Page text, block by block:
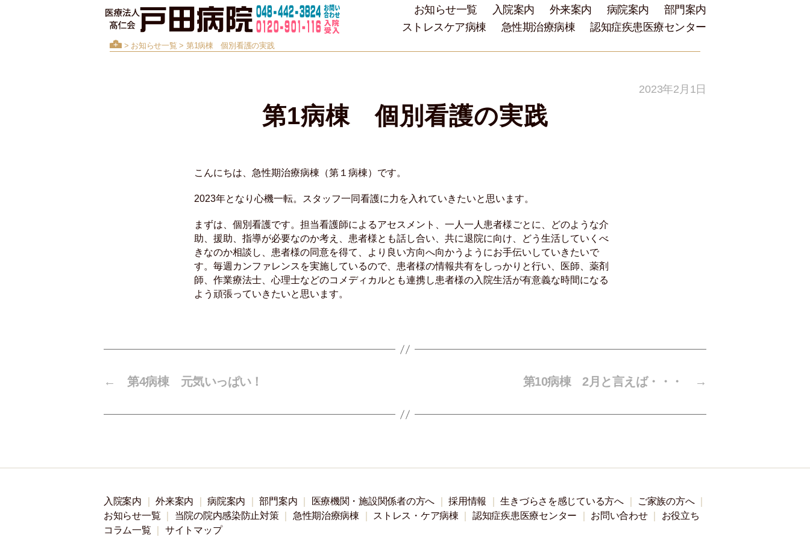
お知らせ一覧 入院案内 外来案内 病院案内
部門案内
ストレスケア病棟
急性期治療病棟 認知症疾患医療センター
> お知らせ一覧 > 第1病棟 個別看護の実践
2023年2月1日
第1病棟 個別看護の実践
こんにちは、急性期治療病棟（第１病棟）です。
2023年となり心機一転。スタッフ一同看護に力を入れていきたいと思います。
まずは、個別看護です。担当看護師によるアセスメント、一人一人患者様ごとに、どのような介
助、援助、指導が必要なのか考え、患者様とも話し合い、共に退院に向け、どう生活していくべ
きなのか相談し、患者様の同意を得て、より良い方向へ向かうようにお手伝いしていきたいで
す。毎週カンファレンスを実施しているので、患者様の情報共有をしっかりと行い、医師、薬剤
師、作業療法士、心理士などのコメディカルとも連携し患者様の入院生活が有意義な時間になる
よう頑張っていきたいと思います。
← 第4病棟 元気いっぱい！ →
第10病棟 2月と言えば・・・
入院案内 外来案内 病院案内 部門案内 医療機関・施設関係者の方へ 採用情報 生きづらさを感じている方へ
ご家族の方へ
お知らせ一覧
当院の院内感染防止対策 急性期治療病棟 ストレス・ケア病棟 認知症疾患医療センター お問い合わせ
お役立ち
コラム一覧
サイトマップ